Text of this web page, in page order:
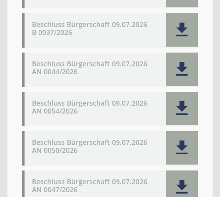
Beschluss Bürgerschaft 09.07.2026
B 0037/2026
Beschluss Bürgerschaft 09.07.2026
AN 0044/2026
Beschluss Bürgerschaft 09.07.2026
AN 0054/2026
Beschluss Bürgerschaft 09.07.2026
AN 0050/2026
Beschluss Bürgerschaft 09.07.2026
AN 0047/2026